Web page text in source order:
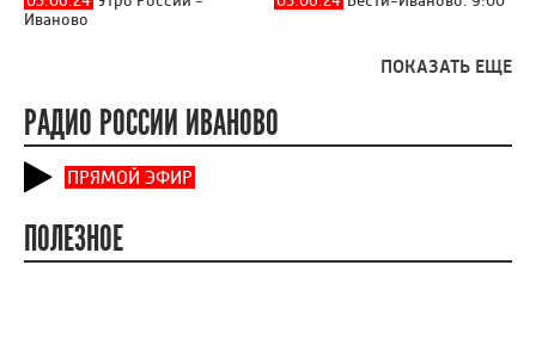
Иваново
ПОКАЗАТЬ ЕЩЕ
РАДИО РОССИИ ИВАНОВО
ПРЯМОЙ ЭФИР
ПОЛЕЗНОЕ